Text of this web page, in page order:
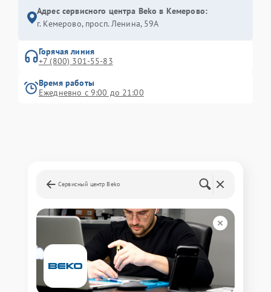
Адрес сервисного центра Beko в Кемерово:
г. Кемерово, просп. Ленина, 59А
Горячая линия
+7 (800) 301-55-83
Время работы
Ежедневно с 9:00 до 21:00
Сервисный центр Beko